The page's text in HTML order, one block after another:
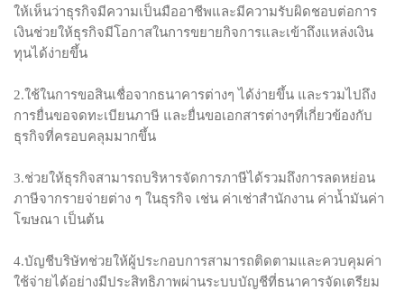
ให้เห็นว่าธุรกิจมีความเป็นมืออาชีพและมีความรับผิดชอบต่อการ
เงินช่วยให้ธุรกิจมีโอกาสในการขยายกิจการและเข้าถึงแหล่งเงิน
ทุนได้ง่ายขึ้น
2.ใช้ในการขอสินเชื่อจากธนาคารต่างๆ ได้ง่ายขึ้น และรวมไปถึง
การยื่นขอจดทะเบียนภาษี และยื่นขอเอกสารต่างๆที่เกี่ยวข้องกับ
ธุรกิจที่ครอบคลุมมากขึ้น
3.ช่วยให้ธุรกิจสามารถบริหารจัดการภาษีได้รวมถึงการลดหย่อน
ภาษีจากรายจ่ายต่าง ๆ ในธุรกิจ เช่น ค่าเช่าสำนักงาน ค่าน้ำมันค่า
โฆษณา เป็นต้น
4.บัญชีบริษัทช่วยให้ผู้ประกอบการสามารถติดตามและควบคุมค่า
ใช้จ่ายได้อย่างมีประสิทธิภาพผ่านระบบบัญชีที่ธนาคารจัดเตรียม